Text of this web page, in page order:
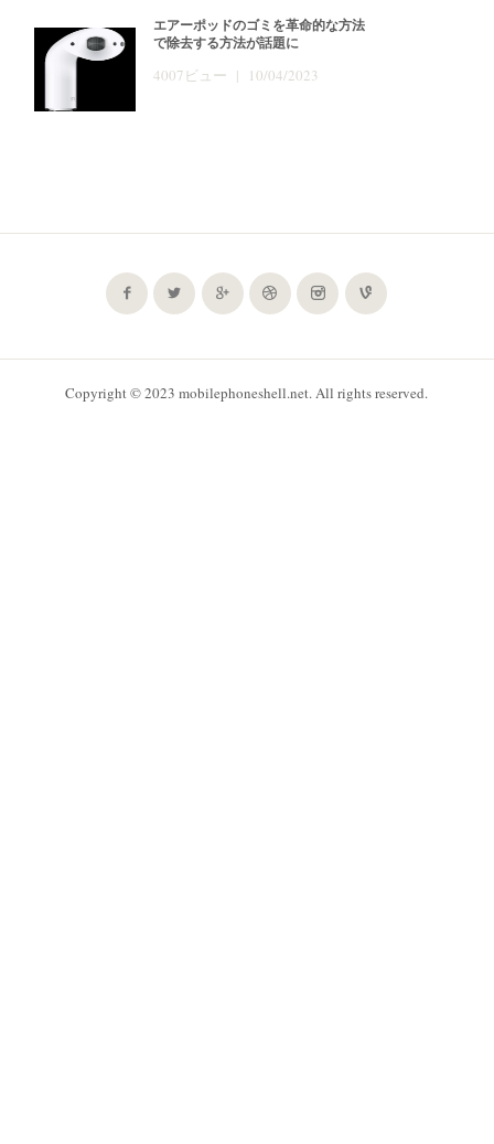
エアーポッドのゴミを革命的な方法
で除去する方法が話題に
4007ビュー | 10/04/2023
Copyright © 2023 mobilephoneshell.net. All rights reserved.